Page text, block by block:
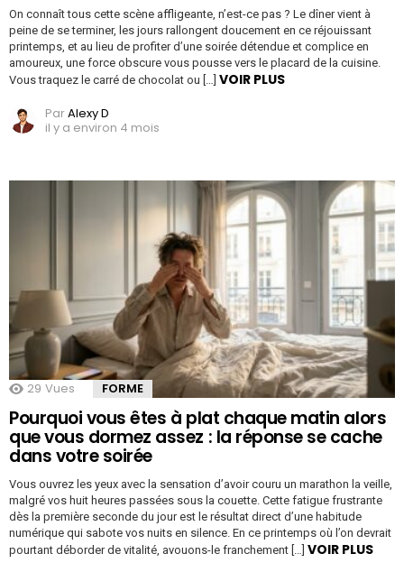
On connaît tous cette scène affligeante, n’est-ce pas ? Le dîner vient à
peine de se terminer, les jours rallongent doucement en ce réjouissant
printemps, et au lieu de profiter d’une soirée détendue et complice en
amoureux, une force obscure vous pousse vers le placard de la cuisine.
Vous traquez le carré de chocolat ou […] VOIR PLUS
ParAlexy D
il y a environ 4 mois
29 Vues FORME
Pourquoi vous êtes à plat chaque matin alors
que vous dormez assez : la réponse se cache
dans votre soirée
Vous ouvrez les yeux avec la sensation d’avoir couru un marathon la veille,
malgré vos huit heures passées sous la couette. Cette fatigue frustrante
dès la première seconde du jour est le résultat direct d’une habitude
numérique qui sabote vos nuits en silence. En ce printemps où l’on devrait
pourtant déborder de vitalité, avouons-le franchement […] VOIR PLUS